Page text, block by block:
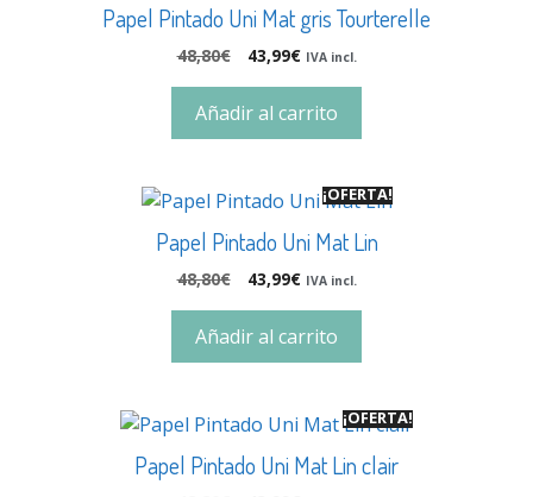
Papel Pintado Uni Mat gris Tourterelle
48,80€ 43,99€ IVA incl.
Añadir al carrito
¡OFERTA!
Papel Pintado Uni Mat Lin
48,80€ 43,99€ IVA incl.
Añadir al carrito
¡OFERTA!
Papel Pintado Uni Mat Lin clair